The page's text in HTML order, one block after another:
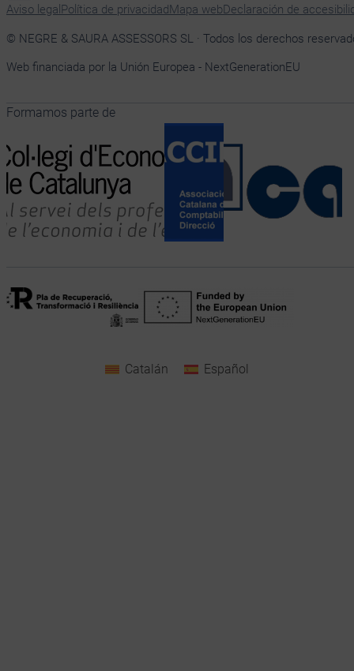
Aviso legal Política de privacidadMapa webDeclaración de
© NEGRE & SAURA ASSESSORS SL · Todos los derechos
Web financiada por la Unión Europea - NextGenerationEU
Formamos parte de
Catalán Español